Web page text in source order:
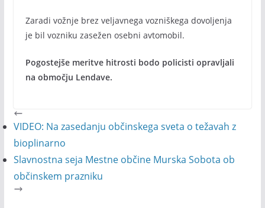
Zaradi vožnje brez veljavnega vozniškega dovoljenja
je bil vozniku zasežen osebni avtomobil.
Pogostejše meritve hitrosti bodo policisti opravljali
na območju Lendave.
VIDEO: Na zasedanju občinskega sveta o težavah z
bioplinarno
Slavnostna seja Mestne občine Murska Sobota ob
občinskem prazniku